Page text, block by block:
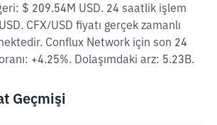
$ 209.54M USD. 24 saatlik işlem
CFX/USD fiyatı gerçek zamanlı
Conflux Network için son 24
+4.25%. Dolaşımdaki arz: 5.23B.
Geçmişi